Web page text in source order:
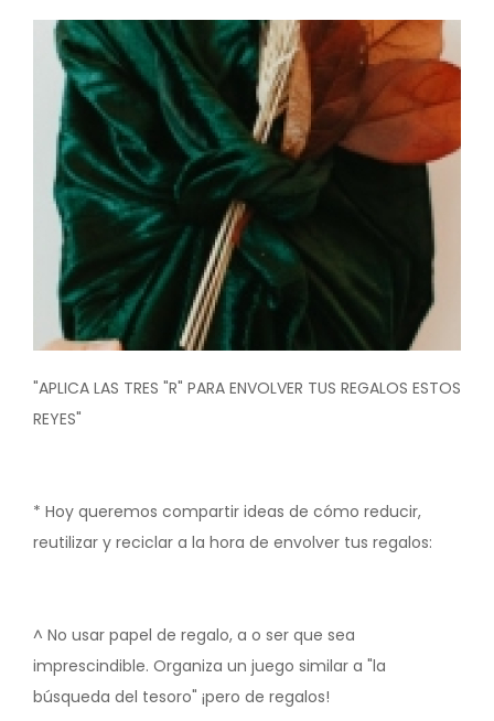
Image
"APLICA LAS TRES "R" PARA ENVOLVER TUS REGALOS ESTOS
REYES"
* Hoy queremos compartir ideas de cómo reducir,
reutilizar y reciclar a la hora de envolver tus regalos:
^ No usar papel de regalo, a o ser que sea
imprescindible. Organiza un juego similar a "la
búsqueda del tesoro" ¡pero de regalos!